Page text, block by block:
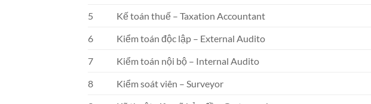
5
Kế toán thuế – Taxation Accountant
6
Kiểm toán độc lập – External Audito
7
Kiểm toán nội bộ – Internal Audito
8
Kiểm soát viên – Surveyor